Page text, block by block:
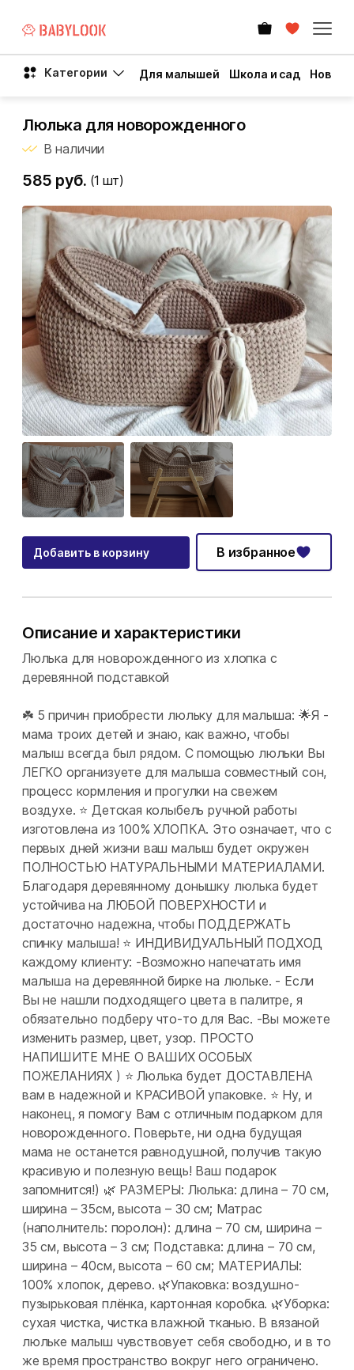
Категории Для малышей Школа и сад Новый
Люлька для новорожденного
В наличии
585 руб. (1 шт)
Добавить в корзину В избранное
Описание и характеристики
Люлька для новорожденного из хлопка с
деревянной подставкой
☘️ 5 причин приобрести люльку для малыша: 🌟Я -
мама троих детей и знаю, как важно, чтобы
малыш всегда был рядом. С помощью люльки Вы
ЛЕГКО организуете для малыша совместный сон,
процесс кормления и прогулки на свежем
воздухе. ⭐ Детская колыбель ручной работы
изготовлена из 100% ХЛОПКА. Это означает, что с
первых дней жизни ваш малыш будет окружен
ПОЛНОСТЬЮ НАТУРАЛЬНЫМИ МАТЕРИАЛАМИ.
Благодаря деревянному донышку люлька будет
устойчива на ЛЮБОЙ ПОВЕРХНОСТИ и
достаточно надежна, чтобы ПОДДЕРЖАТЬ
спинку малыша! ⭐ ИНДИВИДУАЛЬНЫЙ ПОДХОД
каждому клиенту: -Возможно напечатать имя
малыша на деревянной бирке на люльке. - Если
Вы не нашли подходящего цвета в палитре, я
обязательно подберу что-то для Вас. -Вы можете
изменить размер, цвет, узор. ПРОСТО
НАПИШИТЕ МНЕ О ВАШИХ ОСОБЫХ
ПОЖЕЛАНИЯХ ) ⭐ Люлька будет ДОСТАВЛЕНА
вам в надежной и КРАСИВОЙ упаковке. ⭐ Ну, и
наконец, я помогу Вам с отличным подарком для
новорожденного. Поверьте, ни одна будущая
мама не останется равнодушной, получив такую
красивую и полезную вещь! Ваш подарок
запомнится!) 🌿 РАЗМЕРЫ: Люлька: длина – 70 см,
ширина – 35см, высота – 30 см; Матрас
(наполнитель: поролон): длина – 70 см, ширина –
35 см, высота – 3 см; Подставка: длина – 70 см,
ширина – 40см, высота – 60 см; МАТЕРИАЛЫ:
100% хлопок, дерево. 🌿Упаковка: воздушно-
пузырьковая плёнка, картонная коробка. 🌿Уборка:
сухая чистка, чистка влажной тканью. В вязаной
люльке малыш чувствовует себя свободно, и в то
же время пространство вокруг него ограничено.